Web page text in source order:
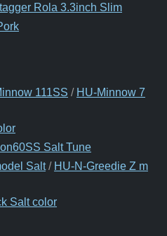
Rola 3.3inch Slim
111SS / HU-Minnow 7
Salt Tune
Salt/ HU-N-Greedie Z m
Salt color